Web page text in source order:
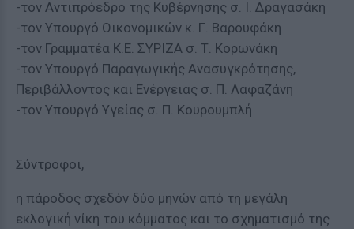
-τον Αντιπρόεδρο της Κυβέρνησης σ. Ι. Δραγασάκη
-τον Υπουργό Οικονομικών κ. Γ. Βαρουφάκη
-τον Γραμματέα Κ.Ε. ΣΥΡΙΖΑ σ. Τ. Κορωνάκη
-τον Υπουργό Παραγωγικής Ανασυγκρότησης,
Περιβάλλοντος και Ενέργειας σ. Π. Λαφαζάνη
-τον Υπουργό Υγείας σ. Π. Κουρουμπλή
Σύντροφοι,
η πάροδος σχεδόν δύο μηνών από τη μεγάλη
εκλογική νίκη του κόμματος και το σχηματισμό της